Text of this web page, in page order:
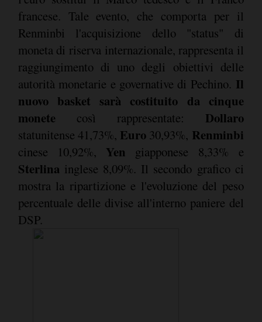
francese. Tale evento, che comporta per il
Renminbi l'acquisizione dello "status" di
moneta di riserva internazionale, rappresenta il
raggiungimento di uno degli obiettivi delle
autorità monetarie e governative di Pechino. Il
nuovo basket sarà costituito da cinque
monete così rappresentate: Dollaro
statunitense 41,73%, Euro 30,93%, Renminbi
cinese 10,92%, Yen giapponese 8,33% e
Sterlina inglese 8,09%. Il secondo grafico ci
mostra la ripartizione e l'evoluzione del peso
percentuale delle divise all'interno paniere del
DSP.